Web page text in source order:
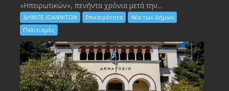
«Ηπειρωτικών», πενήντα χρόνια μετά την...
ΔΗΜΟΣ ΙΩΑΝΝΙΤΩΝ Επικαιρότητα
Νέα των Δήμων
Πολιτισμός